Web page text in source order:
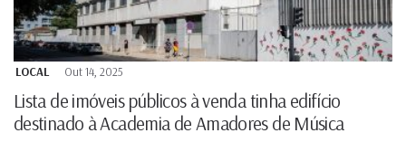
LOCAL Out 14, 2025
Lista de imóveis públicos à venda tinha edifício
destinado à Academia de Amadores de Música